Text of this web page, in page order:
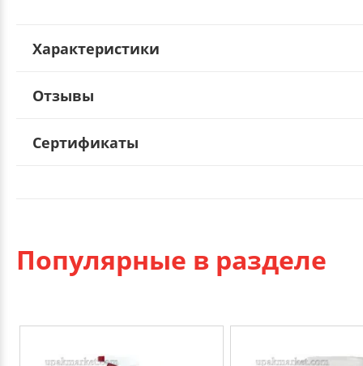
Характеристики
Отзывы
Сертификаты
Популярные в разделе